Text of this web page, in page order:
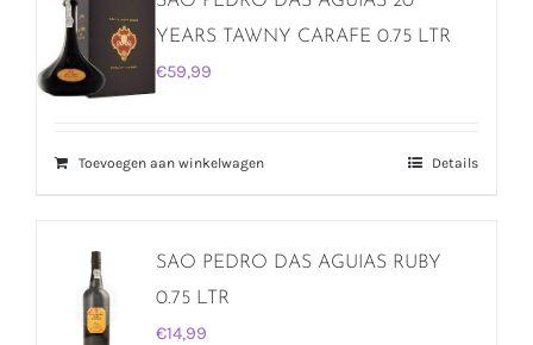
YEARS TAWNY CARAFE 0.75 LTR
€59,99
Toevoegen aan winkelwagen Details
SAO PEDRO DAS AGUIAS RUBY
0.75 LTR
€14,99